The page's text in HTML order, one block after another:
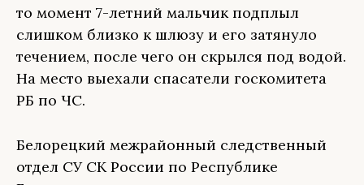
то момент 7-летний мальчик подплыл
слишком близко к шлюзу и его затянуло
течением, после чего он скрылся под водой.
На место выехали спасатели госкомитета
РБ по ЧС.
Белорецкий межрайонный следственный
отдел СУ СК России по Республике